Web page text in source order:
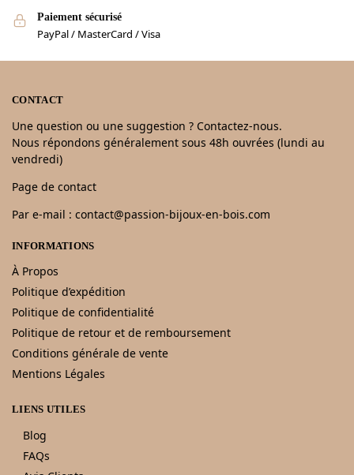
Paiement sécurisé
PayPal / MasterCard / Visa
CONTACT
Une question ou une suggestion ? Contactez-nous.
Nous répondons généralement sous 48h ouvrées (lundi au
vendredi)
Page de contact
Par e-mail : contact@passion-bijoux-en-bois.com
INFORMATIONS
À Propos
Politique d’expédition
Politique de confidentialité
Politique de retour et de remboursement
Conditions générale de vente
Mentions Légales
LIENS UTILES
Blog
FAQs